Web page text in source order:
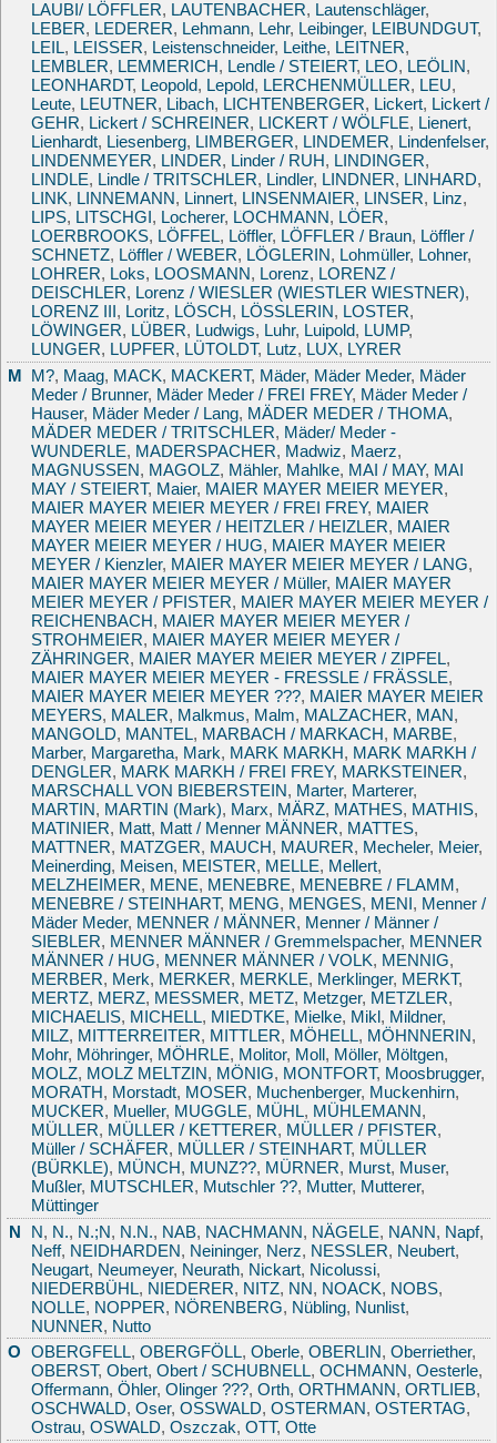
LAUBI/ LÖFFLER, LAUTENBACHER, Lautenschläger,
LEBER, LEDERER, Lehmann, Lehr, Leibinger, LEIBUNDGUT,
LEIL, LEISSER, Leistenschneider, Leithe, LEITNER,
LEMBLER, LEMMERICH, Lendle / STEIERT, LEO, LEÖLIN,
LEONHARDT, Leopold, Lepold, LERCHENMÜLLER, LEU,
Leute, LEUTNER, Libach, LICHTENBERGER, Lickert, Lickert /
GEHR, Lickert / SCHREINER, LICKERT / WÖLFLE, Lienert,
Lienhardt, Liesenberg, LIMBERGER, LINDEMER, Lindenfelser,
LINDENMEYER, LINDER, Linder / RUH, LINDINGER,
LINDLE, Lindle / TRITSCHLER, Lindler, LINDNER, LINHARD,
LINK, LINNEMANN, Linnert, LINSENMAIER, LINSER, Linz,
LIPS, LITSCHGI, Locherer, LOCHMANN, LÖER,
LOERBROOKS, LÖFFEL, Löffler, LÖFFLER / Braun, Löffler /
SCHNETZ, Löffler / WEBER, LÖGLERIN, Lohmüller, Lohner,
LOHRER, Loks, LOOSMANN, Lorenz, LORENZ /
DEISCHLER, Lorenz / WIESLER (WIESTLER WIESTNER),
LORENZ III, Loritz, LÖSCH, LÖSSLERIN, LOSTER,
LÖWINGER, LÜBER, Ludwigs, Luhr, Luipold, LUMP,
LUNGER, LUPFER, LÜTOLDT, Lutz, LUX, LYRER
M M?, Maag, MACK, MACKERT, Mäder, Mäder Meder, Mäder
Meder / Brunner, Mäder Meder / FREI FREY, Mäder Meder /
Hauser, Mäder Meder / Lang, MÄDER MEDER / THOMA,
MÄDER MEDER / TRITSCHLER, Mäder/ Meder -
WUNDERLE, MADERSPACHER, Madwiz, Maerz,
MAGNUSSEN, MAGOLZ, Mähler, Mahlke, MAI / MAY, MAI
MAY / STEIERT, Maier, MAIER MAYER MEIER MEYER,
MAIER MAYER MEIER MEYER / FREI FREY, MAIER
MAYER MEIER MEYER / HEITZLER / HEIZLER, MAIER
MAYER MEIER MEYER / HUG, MAIER MAYER MEIER
MEYER / Kienzler, MAIER MAYER MEIER MEYER / LANG,
MAIER MAYER MEIER MEYER / Müller, MAIER MAYER
MEIER MEYER / PFISTER, MAIER MAYER MEIER MEYER /
REICHENBACH, MAIER MAYER MEIER MEYER /
STROHMEIER, MAIER MAYER MEIER MEYER /
ZÄHRINGER, MAIER MAYER MEIER MEYER / ZIPFEL,
MAIER MAYER MEIER MEYER - FRESSLE / FRÄSSLE,
MAIER MAYER MEIER MEYER ???, MAIER MAYER MEIER
MEYERS, MALER, Malkmus, Malm, MALZACHER, MAN,
MANGOLD, MANTEL, MARBACH / MARKACH, MARBE,
Marber, Margaretha, Mark, MARK MARKH, MARK MARKH /
DENGLER, MARK MARKH / FREI FREY, MARKSTEINER,
MARSCHALL VON BIEBERSTEIN, Marter, Marterer,
MARTIN, MARTIN (Mark), Marx, MÄRZ, MATHES, MATHIS,
MATINIER, Matt, Matt / Menner MÄNNER, MATTES,
MATTNER, MATZGER, MAUCH, MAURER, Mecheler, Meier,
Meinerding, Meisen, MEISTER, MELLE, Mellert,
MELZHEIMER, MENE, MENEBRE, MENEBRE / FLAMM,
MENEBRE / STEINHART, MENG, MENGES, MENI, Menner /
Mäder Meder, MENNER / MÄNNER, Menner / Männer /
SIEBLER, MENNER MÄNNER / Gremmelspacher, MENNER
MÄNNER / HUG, MENNER MÄNNER / VOLK, MENNIG,
MERBER, Merk, MERKER, MERKLE, Merklinger, MERKT,
MERTZ, MERZ, MESSMER, METZ, Metzger, METZLER,
MICHAELIS, MICHELL, MIEDTKE, Mielke, Mikl, Mildner,
MILZ, MITTERREITER, MITTLER, MÖHELL, MÖHNNERIN,
Mohr, Möhringer, MÖHRLE, Molitor, Moll, Möller, Möltgen,
MOLZ, MOLZ MELTZIN, MÖNIG, MONTFORT, Moosbrugger,
MORATH, Morstadt, MOSER, Muchenberger, Muckenhirn,
MUCKER, Mueller, MUGGLE, MÜHL, MÜHLEMANN,
MÜLLER, MÜLLER / KETTERER, MÜLLER / PFISTER,
Müller / SCHÄFER, MÜLLER / STEINHART, MÜLLER
(BÜRKLE), MÜNCH, MUNZ??, MÜRNER, Murst, Muser,
Mußler, MUTSCHLER, Mutschler ??, Mutter, Mutterer,
Müttinger
N
N, N., N.;N, N.N., NAB, NACHMANN, NÄGELE, NANN, Napf,
Neff, NEIDHARDEN, Neininger, Nerz, NESSLER, Neubert,
Neugart, Neumeyer, Neurath, Nickart, Nicolussi,
NIEDERBÜHL, NIEDERER, NITZ, NN, NOACK, NOBS,
NOLLE, NOPPER, NÖRENBERG, Nübling, Nunlist,
NUNNER, Nutto
O
OBERGFELL,OBERGFÖLL,Oberle,OBERLIN,Oberriether,
OBERST,Obert,Obert / SCHUBNELL,OCHMANN,Oesterle,
Offermann,Öhler,Olinger ???,Orth,ORTHMANN,ORTLIEB,
OSCHWALD,Oser,OSSWALD,OSTERMAN,OSTERTAG,
Ostrau,OSWALD,Oszczak,OTT,Otte